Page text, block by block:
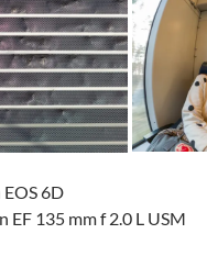
6D
EF 135 mm f 2.0 L USM